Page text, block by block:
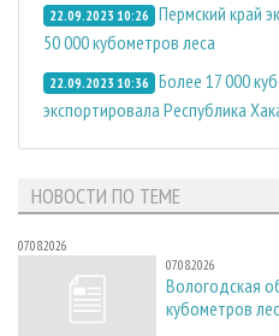
22.09.2023 10:26 Пермский край
50 000 кубометров леса
22.09.2023 10:36 Более 17 000
экспортировала Республика
НОВОСТИ ПО ТЕМЕ
07.08.2026
07.08.2026
Вологодская
кубометров